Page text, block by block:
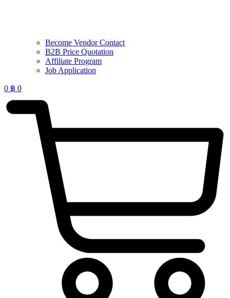
Become Vendor Contact
B2B Price Quotation
Affiliate Program
Job Application
0 ฿ 0